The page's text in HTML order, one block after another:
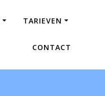
TARIEVEN
CONTACT